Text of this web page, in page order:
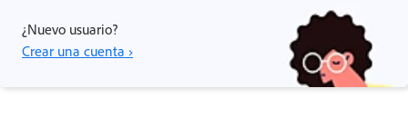
¿Nuevo usuario?
Crear una cuenta ›